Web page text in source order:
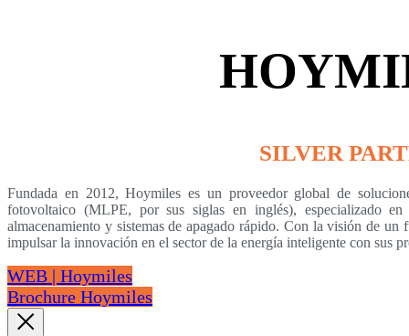
SILVER
Fundada en 2012, Hoymiles es un proveedor global de
fotovoltaico (MLPE, por sus siglas en inglés), especializado
almacenamiento y sistemas de apagado rápido. Con la visión de
impulsar la innovación en el sector de la energía inteligente con sus
WEB | Hoymiles
Brochure Hoymiles